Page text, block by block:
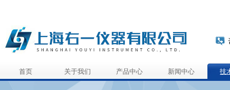
首页 关于我们 产品中心 新闻中心 技